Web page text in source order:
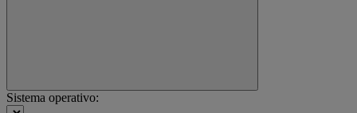
Sistema operativo: